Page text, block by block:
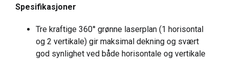
Spesifikasjoner
Tre kraftige 360° grønne laserplan (1 horisontal
og 2 vertikale) gir maksimal dekning og svært
god synlighet ved både horisontale og vertikale